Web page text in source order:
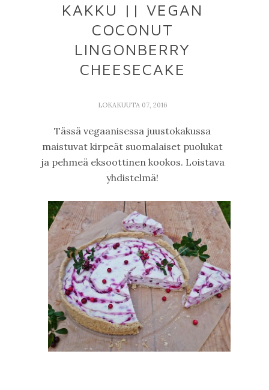
KAKKU || VEGAN
COCONUT
LINGONBERRY
CHEESECAKE
LOKAKUUTA 07, 2016
Tässä vegaanisessa juustokakussa
maistuvat kirpeät suomalaiset puolukat
ja pehmeä eksoottinen kookos. Loistava
yhdistelmä!